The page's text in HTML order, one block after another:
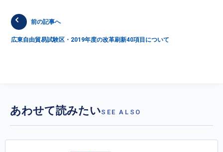
前の記事へ
広東自由貿易試験区・2019年度の改革刷新40項目について
あわせて読みたいSEE ALSO